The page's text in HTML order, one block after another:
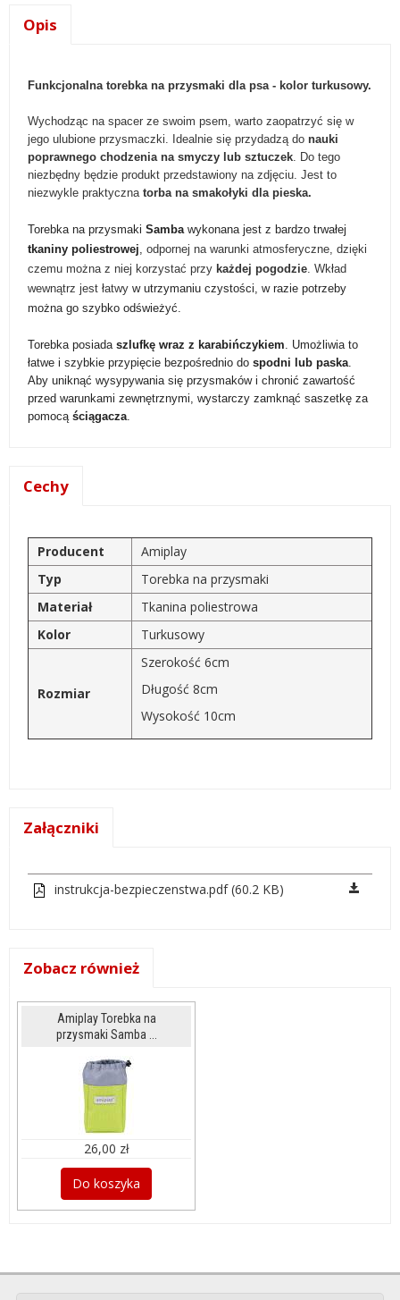
Opis
Funkcjonalna torebka na przysmaki dla psa - kolor turkusowy.
Wychodząc na spacer ze swoim psem, warto zaopatrzyć się w
jego ulubione przysmaczki. Idealnie się przydadzą do nauki
poprawnego chodzenia na smyczy lub sztuczek. Do tego
niezbędny będzie produkt przedstawiony na zdjęciu. Jest to
niezwykle praktyczna torba na smakołyki dla pieska.
Torebka na przysmaki Sambawykonana jest z bardzo trwałej
tkaniny poliestrowej, odpornej na warunki atmosferyczne, dzięki
czemu można z niej korzystać przy każdej pogodzie. Wkład
wewnątrz jest łatwy w utrzymaniu czystości, w razie potrzeby
można go szybko odświeżyć.
Torebka posiada szlufkę wraz z karabińczykiem. Umożliwia to
łatwe i szybkie przypięcie bezpośrednio do spodni lub paska.
Aby uniknąć wysypywania się przysmaków i chronić zawartość
przed warunkami zewnętrznymi, wystarczy zamknąć saszetkę za
pomocą ściągacza.
Cechy
Producent
Amiplay
Typ
Torebka na przysmaki
Materiał
Tkanina poliestrowa
Kolor
Turkusowy
Rozmiar
Szerokość 6cm
Długość 8cm
Wysokość 10cm
Załączniki
instrukcja-bezpieczenstwa.pdf (60.2 KB)
Zobacz również
Amiplay Torebka na
przysmaki Samba ...
26,00 zł
Do koszyka